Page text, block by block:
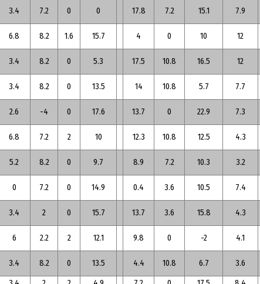
3.4 7.2 0 0 17.8 7.2 15.1 7.9
6.8 8.2 1.6 15.7 4 0 10 12
3.4 8.2 0 5.3 17.5 10.8 16.5 12
3.4 8.2 0 13.5 14 10.8 5.7 7.7
2.6 -4 0 17.6 13.7 0 22.9 7.3
6.8 7.2 2 10 12.3 10.8 12.5 4.3
5.2 8.2 0 9.7 8.9 7.2 10.3 3.2
0 7.2 0 14.9 0.4 3.6 10.5 7.4
3.4 2 0 15.7 13.7 3.6 15.8 4.3
6 2.2 2 12.1 9.8 0 -2 4.1
3.4 8.2 0 13.5 4.4 10.8 6.7
3.6